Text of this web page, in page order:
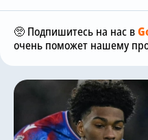
🥺 Подпишитесь на нас в
очень поможет нашему